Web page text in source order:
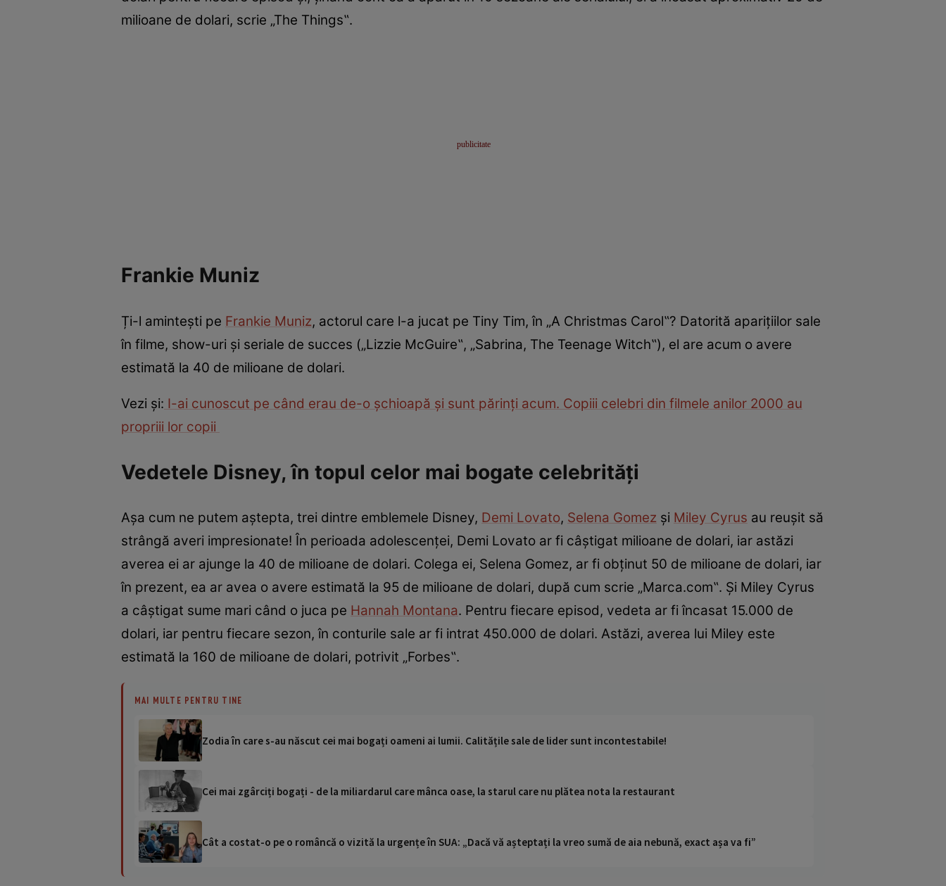
milioane de dolari, scrie „The Things‟.
Frankie Muniz
Ți-l amintești pe Frankie Muniz, actorul care l-a jucat pe Tiny Tim, în „A Christmas Carol‟? Datorită aparițiilor sale
în filme, show-uri și seriale de succes („Lizzie McGuire‟, „Sabrina, The Teenage Witch‟), el are acum o avere
estimată la 40 de milioane de dolari.
Vezi și: I-ai cunoscut pe când erau de-o șchioapă și sunt părinți acum. Copiii celebri din filmele anilor 2000 au
propriii lor copii
Vedetele Disney, în topul celor mai bogate celebrități
Așa cum ne putem aștepta, trei dintre emblemele Disney, Demi Lovato, Selena Gomez și Miley Cyrus au reușit să
strângă averi impresionate! În perioada adolescenței, Demi Lovato ar fi câștigat milioane de dolari, iar astăzi
averea ei ar ajunge la 40 de milioane de dolari. Colega ei, Selena Gomez, ar fi obținut 50 de milioane de dolari, iar
în prezent, ea ar avea o avere estimată la 95 de milioane de dolari, după cum scrie „Marca.com‟. Și Miley Cyrus
a câștigat sume mari când o juca pe Hannah Montana. Pentru fiecare episod, vedeta ar fi încasat 15.000 de
dolari, iar pentru fiecare sezon, în conturile sale ar fi intrat 450.000 de dolari. Astăzi, averea lui Miley este
estimată la 160 de milioane de dolari, potrivit „Forbes‟.
MAI MULTE PENTRU TINE
Zodia în care s-au născut cei mai bogați oameni ai lumii. Calitățile sale de lider sunt incontestabile!
Cei mai zgârciți bogați - de la miliardarul care mânca oase, la starul care nu plătea nota la restaurant
Cât a costat-o pe o româncă o vizită la urgențe în SUA: „Dacă vă așteptați la vreo sumă de aia nebună, exact așa va fi”